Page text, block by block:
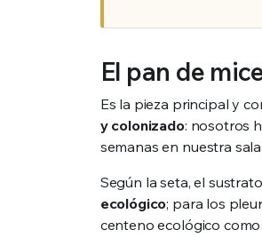
El pan de
Es la pieza principal y
y colonizado: nosotros
semanas en nuestra
Según la seta, el
ecológico; para los
centeno ecológico